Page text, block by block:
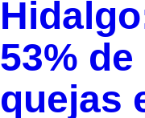
53% de
quejas